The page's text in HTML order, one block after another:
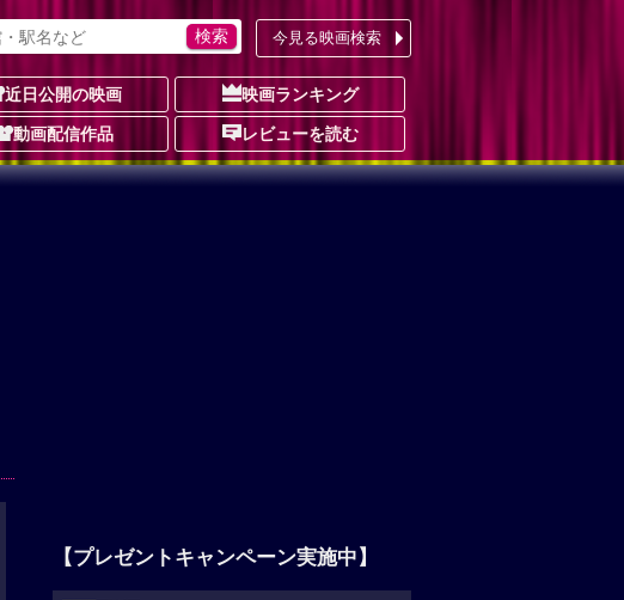
今見る映画検索
近日公開の映画 映画ランキング
動画配信作品 レビューを読む
【プレゼントキャンペーン実施中】